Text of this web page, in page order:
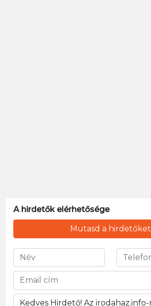
A hirdetők elérhetősége
Mutasd a hirdetőket